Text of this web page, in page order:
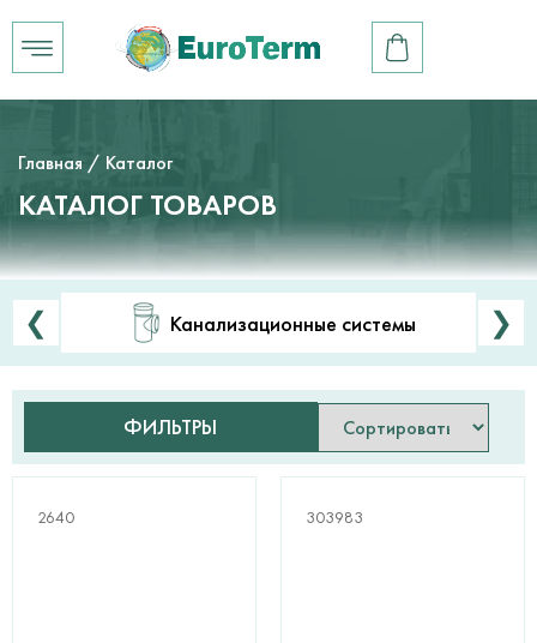
Главная / Каталог
КАТАЛОГ ТОВАРОВ
❮ Канализационные системы ❯
ФИЛЬТРЫ
2640 303983